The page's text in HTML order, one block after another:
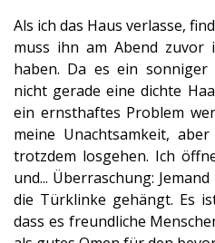
Als ich das Haus verlasse,
muss ihn am Abend zuvor
haben. Da es ein
nicht gerade eine dichte
ein ernsthaftes Problem
meine Unachtsamkeit,
trotzdem losgehen. Ich
und... Überraschung:
die Türklinke gehängt. Es
dass es freundliche